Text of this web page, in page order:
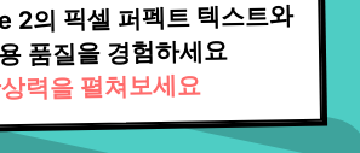
2의 픽셀 퍼펙트 텍스트와
품질을 경험하세요
력을 펼쳐보세요